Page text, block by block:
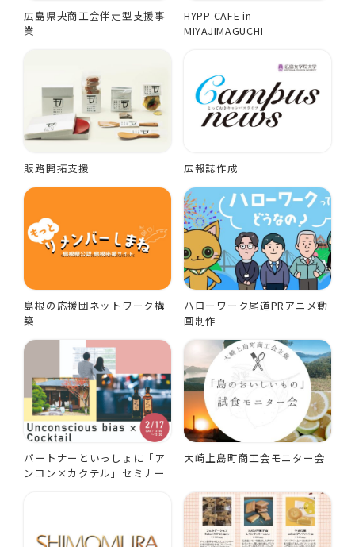
広島県央商工会伴走型支援事
業
HYPP CAFE in
MIYAJIMAGUCHI
販路開拓支援 広報誌作成
島根の応援団ネットワーク構
築
ハローワーク尾道PRアニメ動
画制作
パートナーといっしょに「ア
ンコン×カクテル」セミナー
大崎上島町商工会モニター会